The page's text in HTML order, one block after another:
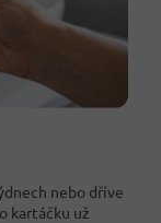
nebo dříve
kartáčku už